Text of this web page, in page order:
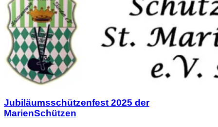
Jubiläumsschützenfest 2025 der
MarienSchützen